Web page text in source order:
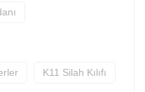
K11 Silah Kılıfı